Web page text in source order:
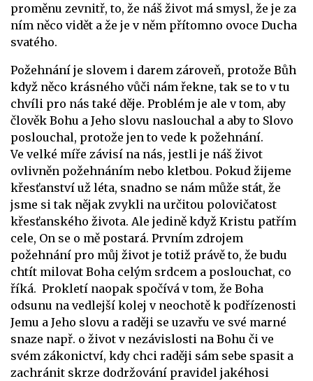
proměnu zevnitř, to, že náš život má smysl, že je za
ním něco vidět a že je v něm přítomno ovoce Ducha
svatého.
Požehnání je slovem i darem zároveň, protože Bůh
když něco krásného vůči nám řekne, tak se to v tu
chvíli pro nás také děje. Problém je ale v tom, aby
člověk Bohu a Jeho slovu naslouchal a aby to Slovo
poslouchal, protože jen to vede k požehnání.
Ve velké míře závisí na nás, jestli je náš život
ovlivněn požehnáním nebo kletbou. Pokud žijeme
křesťanství už léta, snadno se nám může stát, že
jsme si tak nějak zvykli na určitou polovičatost
křesťanského života. Ale jedině když Kristu patřím
cele, On se o mě postará. Prvním zdrojem
požehnání pro můj život je totiž právě to, že budu
chtít milovat Boha celým srdcem a poslouchat, co
říká. Prokletí naopak spočívá v tom, že Boha
odsunu na vedlejší kolej v neochotě k podřízenosti
Jemu a Jeho slovu a raději se uzavřu ve své marné
snaze např. o život v nezávislosti na Bohu či ve
svém zákonictví, kdy chci raději sám sebe spasit a
zachránit skrze dodržování pravidel jakéhosi